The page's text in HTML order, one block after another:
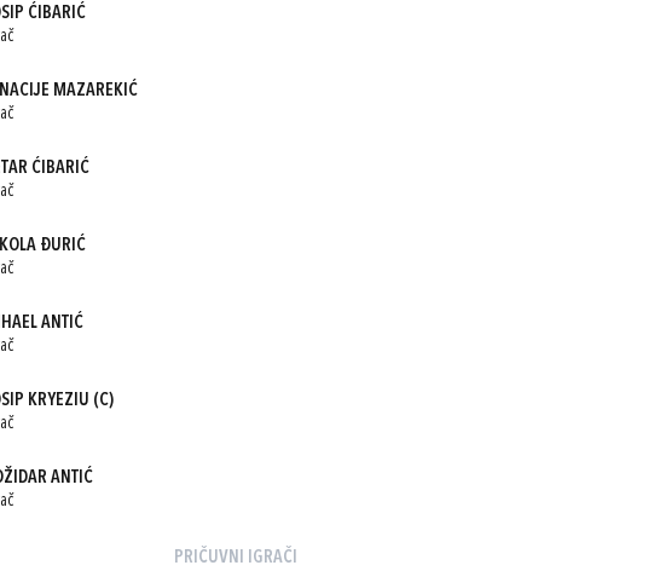
ĆIBARIĆ
MAZAREKIĆ
ĆIBARIĆ
ĐURIĆ
ANTIĆ
KRYEZIU (C)
ANTIĆ
PRIČUVNI IGRAČI